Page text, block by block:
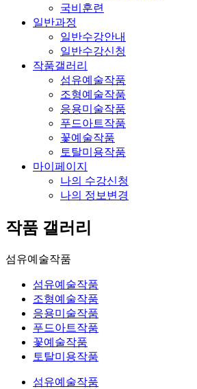
국비훈련
일반과정
일반수강안내
일반수강신청
작품갤러리
섬유예술작품
조형예술작품
응용미술작품
푸드아트작품
꽃예술작품
토탈미용작품
마이페이지
나의 수강신청
나의 정보변경
작품 갤러리
섬유예술작품
섬유예술작품
조형예술작품
응용미술작품
푸드아트작품
꽃예술작품
토탈미용작품
섬유예술작품